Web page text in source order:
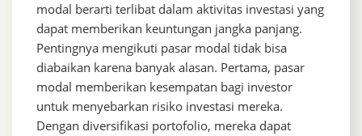
modal berarti terlibat dalam aktivitas investasi yang
dapat memberikan keuntungan jangka panjang.
Pentingnya mengikuti pasar modal tidak bisa
diabaikan karena banyak alasan. Pertama, pasar
modal memberikan kesempatan bagi investor
untuk menyebarkan risiko investasi mereka.
Dengan diversifikasi portofolio, mereka dapat